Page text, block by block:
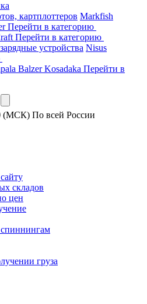
картплоттеров Markfish
Перейти в категорию
Перейти в категорию
устройства Nisus
BalzerKosadaka Перейти в
(МСК) По всей России
складов
цен
груза